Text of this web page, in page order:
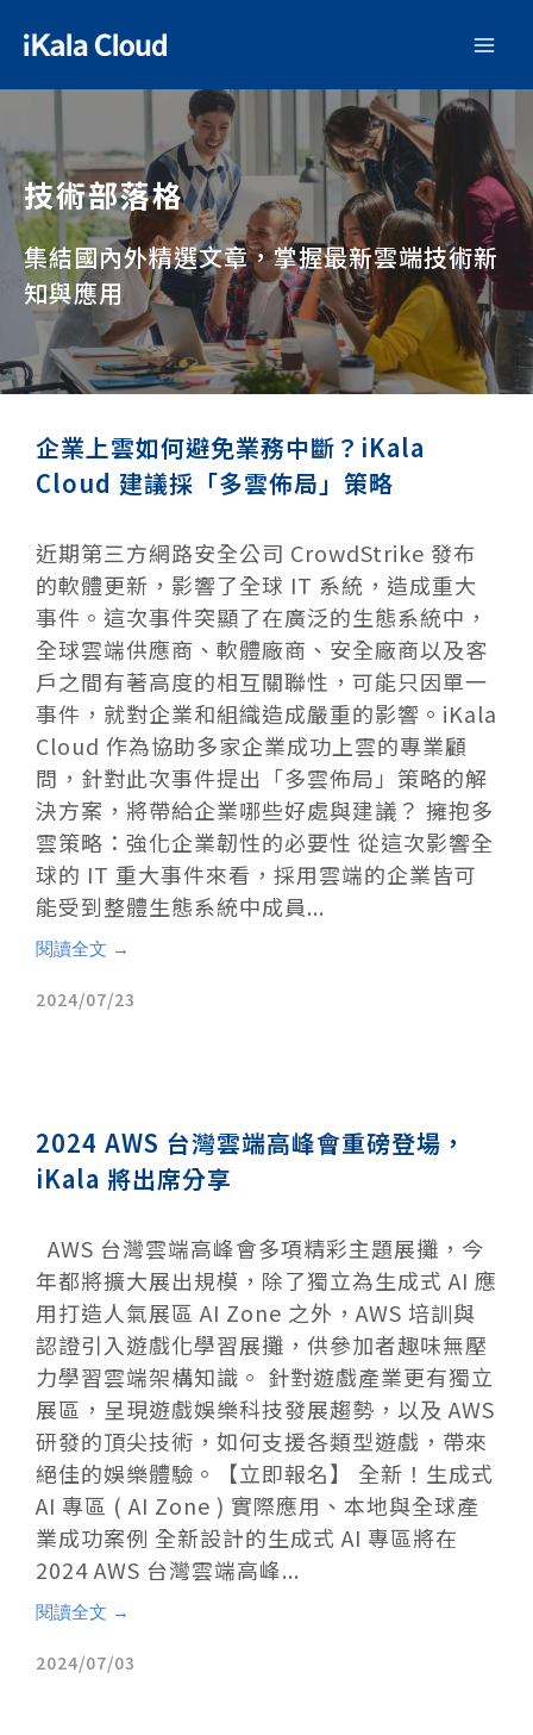
技術部落格
集結國內外精選文章，掌握最新雲端技術新
知與應用
企業上雲如何避免業務中斷？iKala
Cloud 建議採「多雲佈局」策略
近期第三方網路安全公司 CrowdStrike 發布
的軟體更新，影響了全球 IT 系統，造成重大
事件。這次事件突顯了在廣泛的生態系統中，
全球雲端供應商、軟體廠商、安全廠商以及客
戶之間有著高度的相互關聯性，可能只因單一
事件，就對企業和組織造成嚴重的影響。iKala
Cloud 作為協助多家企業成功上雲的專業顧
問，針對此次事件提出「多雲佈局」策略的解
決方案，將帶給企業哪些好處與建議？ 擁抱多
雲策略：強化企業韌性的必要性 從這次影響全
球的 IT 重大事件來看，採用雲端的企業皆可
能受到整體生態系統中成員...
閱讀全文 →
2024/07/23
2024 AWS 台灣雲端高峰會重磅登場，
iKala 將出席分享
AWS 台灣雲端高峰會多項精彩主題展攤，今
年都將擴大展出規模，除了獨立為生成式 AI 應
用打造人氣展區 AI Zone 之外，AWS 培訓與
認證引入遊戲化學習展攤，供參加者趣味無壓
力學習雲端架構知識。 針對遊戲產業更有獨立
展區，呈現遊戲娛樂科技發展趨勢，以及 AWS
研發的頂尖技術，如何支援各類型遊戲，帶來
絕佳的娛樂體驗。【立即報名】 全新！生成式
AI 專區 ( AI Zone ) 實際應用、本地與全球產
業成功案例 全新設計的生成式 AI 專區將在
2024 AWS 台灣雲端高峰...
閱讀全文 →
2024/07/03